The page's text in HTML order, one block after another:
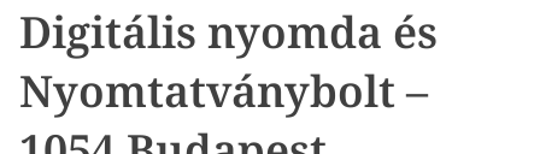
a
Digitális nyomda és
Nyomtatványbolt –